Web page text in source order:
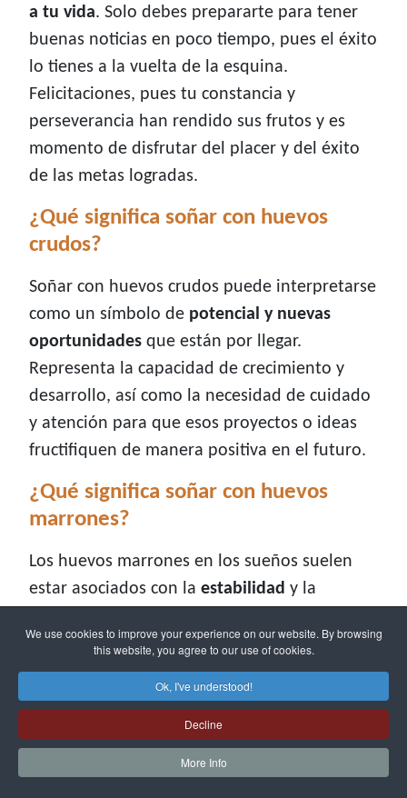
We use cookies to improve your experience on our website. By browsing
this website, you agree to our use of cookies.
Ok, I've understood!
Decline
More Info
a tu vida. Solo debes prepararte para tener
buenas noticias en poco tiempo, pues el éxito
lo tienes a la vuelta de la esquina.
Felicitaciones, pues tu constancia y
perseverancia han rendido sus frutos y es
momento de disfrutar del placer y del éxito
de las metas logradas.
¿Qué significa soñar con huevos
crudos?
Soñar con huevos crudos puede interpretarse
como un símbolo de potencial y nuevas
oportunidades que están por llegar.
Representa la capacidad de crecimiento y
desarrollo, así como la necesidad de cuidado
y atención para que esos proyectos o ideas
fructifiquen de manera positiva en el futuro.
¿Qué significa soñar con huevos
marrones?
Los huevos marrones en los sueños suelen
estar asociados con la estabilidad y la
Puede indicar un período de calma y
tranquilidad financiera, así como la solidez
de relaciones personales o laborales que
están bien fundamentadas y en las que
puedes confiar.